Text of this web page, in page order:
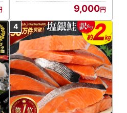
9,000